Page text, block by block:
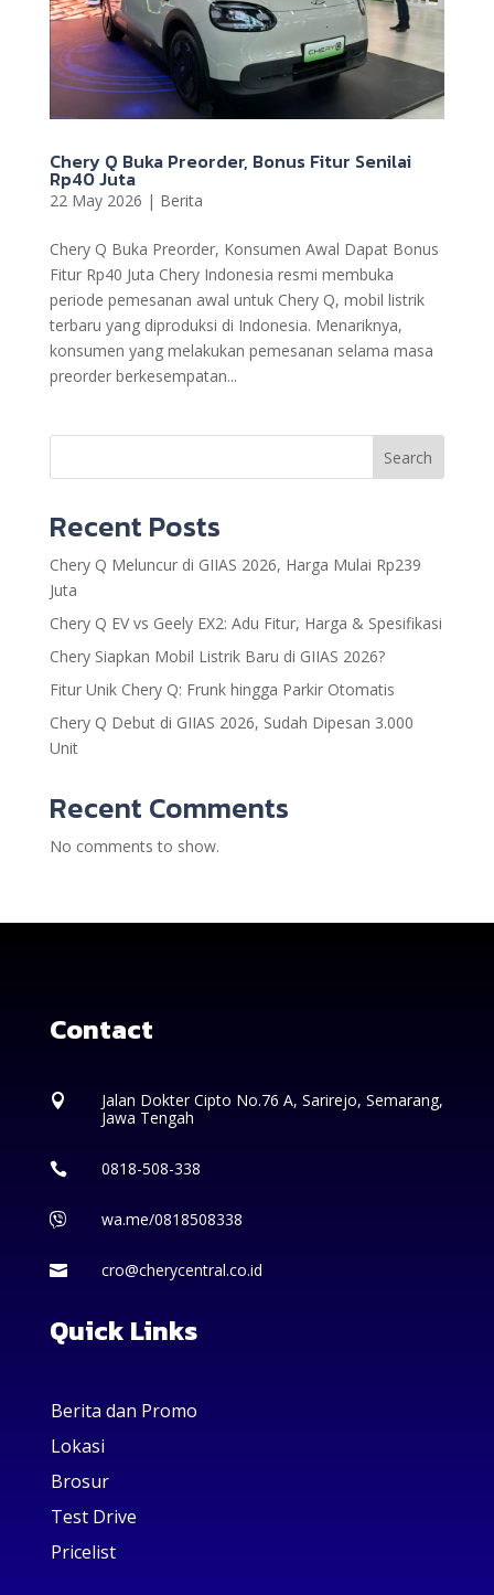
Chery Q Buka Preorder, Bonus Fitur Senilai
Rp40 Juta
22 May 2026 | Berita
Chery Q Buka Preorder, Konsumen Awal Dapat Bonus
Fitur Rp40 Juta Chery Indonesia resmi membuka
periode pemesanan awal untuk Chery Q, mobil listrik
terbaru yang diproduksi di Indonesia. Menariknya,
konsumen yang melakukan pemesanan selama masa
preorder berkesempatan...
Search
Recent Posts
Chery Q Meluncur di GIIAS 2026, Harga Mulai Rp239
Juta
Chery Q EV vs Geely EX2: Adu Fitur, Harga & Spesifikasi
Chery Siapkan Mobil Listrik Baru di GIIAS 2026?
Fitur Unik Chery Q: Frunk hingga Parkir Otomatis
Chery Q Debut di GIIAS 2026, Sudah Dipesan 3.000
Unit
Recent Comments
No comments to show.
Contact

Jalan Dokter Cipto No.76 A, Sarirejo, Semarang,
Jawa Tengah
 0818-508-338
 wa.me/0818508338
 cro@cherycentral.co.id
Quick Links
Berita dan Promo
Lokasi
Brosur
Test Drive
Pricelist